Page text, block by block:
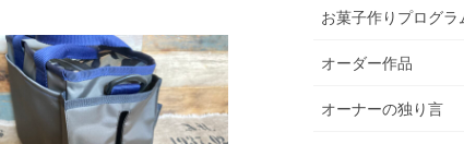
お菓子作りプログラ
オーダー作品
オーナーの独り言